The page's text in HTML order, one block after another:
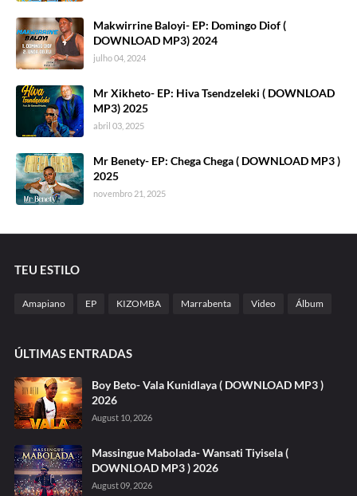
Makwirrine Baloyi- EP: Domingo Diof (
DOWNLOAD MP3) 2024
julho 04, 2024
Mr Xikheto- EP: Hiva Tsendzeleki ( DOWNLOAD
MP3) 2025
abril 03, 2025
Mr Benety- EP: Chega Chega ( DOWNLOAD MP3 )
2025
novembro 21, 2025
TEU ESTILO
Amapiano EP KIZOMBA Marrabenta Video Álbum
ÚLTIMAS ENTRADAS
Boy Beto- Vala Kunidlaya ( DOWNLOAD MP3 )
2026
August 10, 2026
Massingue Mabolada- Wansati Tiyisela (
DOWNLOAD MP3 ) 2026
August 09, 2026